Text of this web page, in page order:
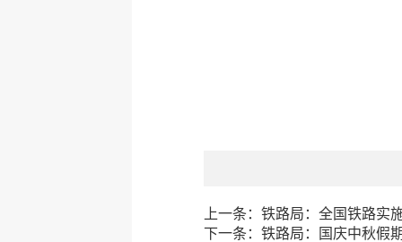
上一条： 铁路局：全国铁路实
下一条： 铁路局：国庆中秋假